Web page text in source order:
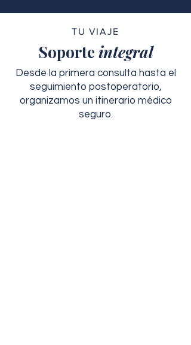
TU VIAJE
Soporte integral
Desde la primera consulta hasta el
seguimiento postoperatorio,
organizamos un itinerario médico
seguro.